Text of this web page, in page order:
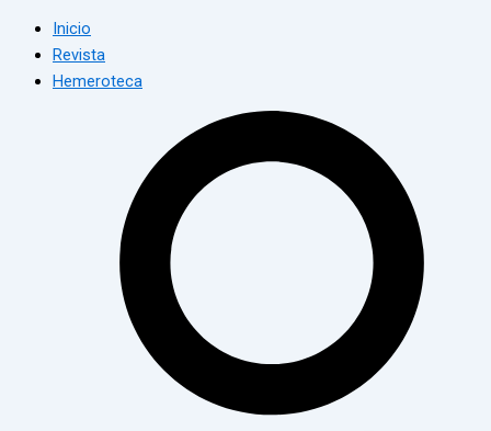
Inicio
Revista
Hemeroteca